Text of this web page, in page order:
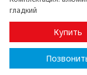
гладкий
Купить